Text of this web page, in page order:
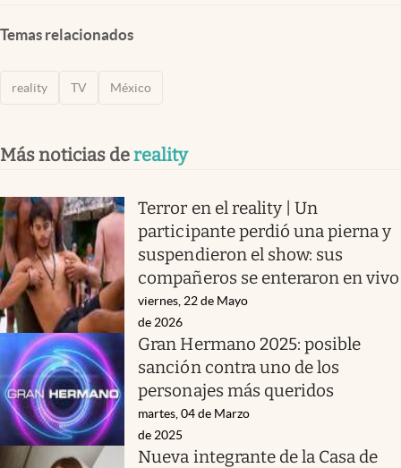
Temas relacionados
reality TV México
Más noticias dereality
Terror en el reality | Un
participante perdió una pierna y
suspendieron el show: sus
compañeros se enteraron en vivo
viernes, 22 de Mayo
de 2026
Gran Hermano 2025: posible
sanción contra uno de los
personajes más queridos
martes, 04 de Marzo
de 2025
Nueva integrante de la Casa de